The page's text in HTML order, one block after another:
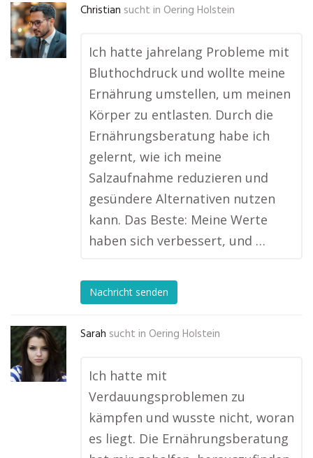
Christian sucht in Oering Holstein
Ich hatte jahrelang Probleme mit
Bluthochdruck und wollte meine
Ernährung umstellen, um meinen
Körper zu entlasten. Durch die
Ernährungsberatung habe ich
gelernt, wie ich meine
Salzaufnahme reduzieren und
gesündere Alternativen nutzen
kann. Das Beste: Meine Werte
haben sich verbessert, und …
Nachricht senden
Sarah sucht in Oering Holstein
Ich hatte mit
Verdauungsproblemen zu
kämpfen und wusste nicht, woran
es liegt. Die Ernährungsberatung